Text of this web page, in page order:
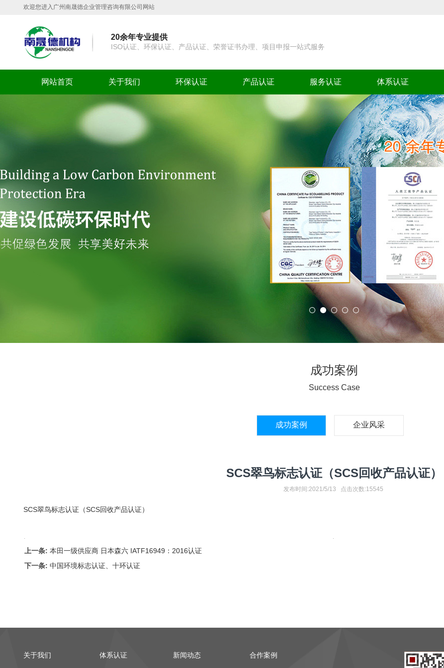
欢迎您进入广州南晟德企业管理咨询有限公司网站
20余年专业提供
ISO认证、环保认证、产品认证、荣誉证书办理、项目申报一站式服务
网站首页 关于我们 环保认证 产品认证 服务认证 体系认证
成功案例
Success Case
成功案例 企业风采
SCS翠鸟标志认证（SCS回收产品认证）
发布时间:2021/5/13 点击次数:15545
SCS翠鸟标志认证（SCS回收产品认证）
上一条: 本田一级供应商 日本森六 IATF16949：2016认证
下一条: 中国环境标志认证、十环认证
关于我们 体系认证 新闻动态 合作案例